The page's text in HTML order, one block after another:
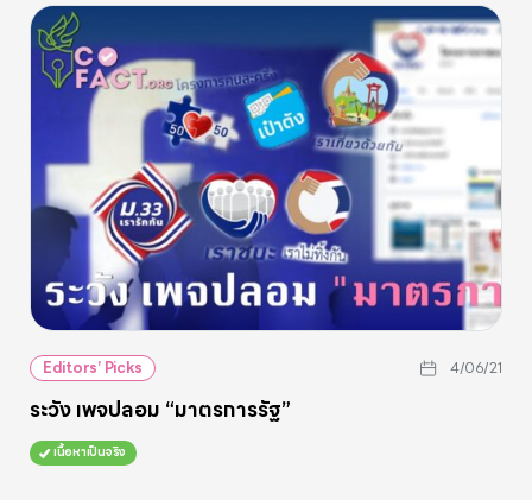
Editors’ Picks 4/06/21
ระวัง เพจปลอม “มาตรการรัฐ”
เนื้อหาเป็นจริง